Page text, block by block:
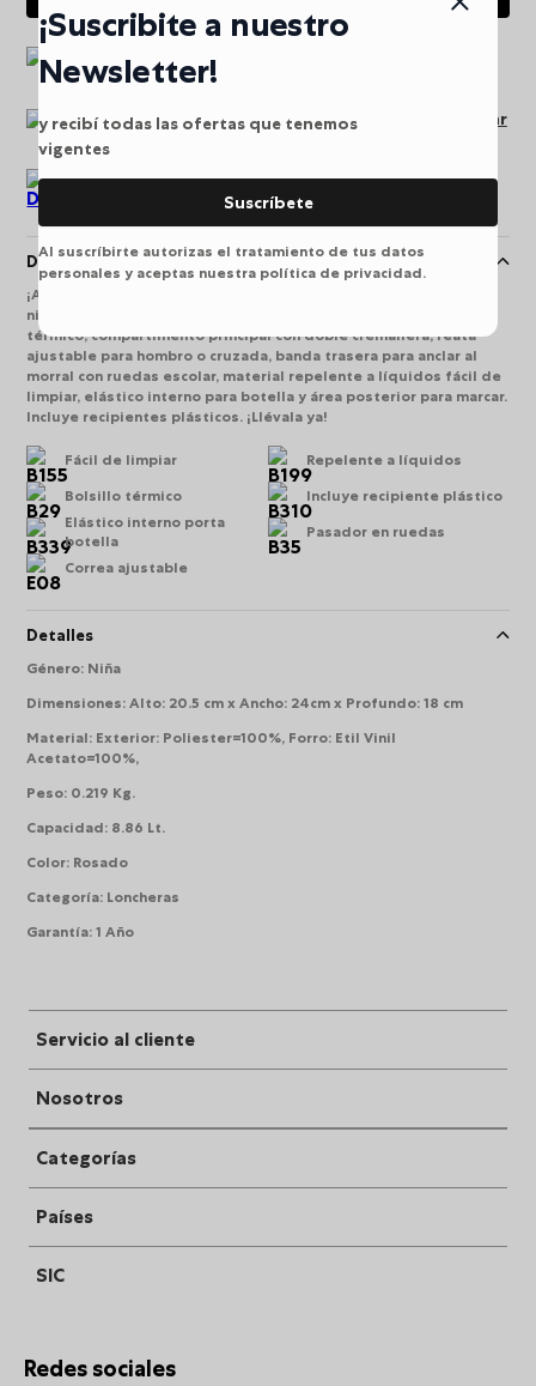
Pago seguro puede pagar
Descripción
¡Alimentos organizados para el recreo! La lonchera térmica para
niña Lotso Gummy ofrece gran capacidad con aislamiento
térmico, compartimento principal con doble cremallera, reata
ajustable para hombro o cruzada, banda trasera para anclar al
morral con ruedas escolar, material repelente a líquidos fácil de
limpiar, elástico interno para botella y área posterior para marcar.
Incluye recipientes plásticos. ¡Llévala ya!
Fácil de limpiar
Repelente a líquidos
Bolsillo térmico
Incluye recipiente plástico
Elástico interno porta
botella
Pasador en ruedas
Correa ajustable
Detalles
Género: Niña
Dimensiones:Alto: 20.5 cm x Ancho: 24cm x Profundo: 18 cm
Material: Exterior: Poliester=100%, Forro: Etil Vinil
Acetato=100%,
Peso: 0.219 Kg.
Capacidad: 8.86 Lt.
Color: Rosado
Categoría: Loncheras
Garantía:1 Año
Servicio al cliente
Nosotros
Categorías
Países
SIC
Redes sociales
¡Suscribite a nuestro
Newsletter!
y recibí todas las ofertas que tenemos
vigentes
Suscríbete
Al suscríbirte autorizas el tratamiento de tus datos
personales y aceptas nuestra política de privacidad.